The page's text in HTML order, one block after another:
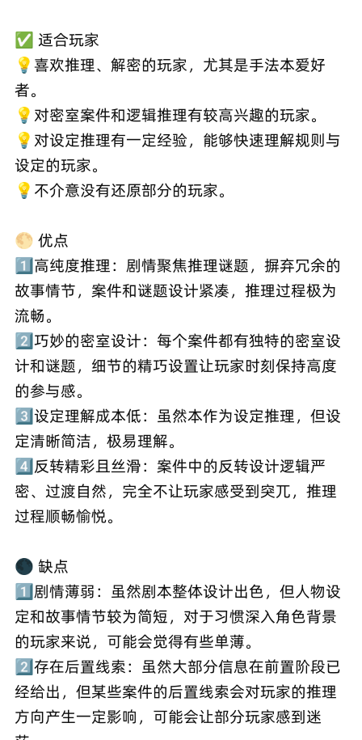
✅ 适合玩家
💡喜欢推理、解密的玩家，尤其是手法本爱好
者。
💡对密室案件和逻辑推理有较高兴趣的玩家。
💡对设定推理有一定经验，能够快速理解规则与
设定的玩家。
💡不介意没有还原部分的玩家。
🌕 优点
1️⃣高纯度推理：剧情聚焦推理谜题，摒弃冗余的
故事情节，案件和谜题设计紧凑，推理过程极为
流畅。
2️⃣巧妙的密室设计：每个案件都有独特的密室设
计和谜题，细节的精巧设置让玩家时刻保持高度
的参与感。
3️⃣设定理解成本低：虽然本作为设定推理，但设
定清晰简洁，极易理解。
4️⃣反转精彩且丝滑：案件中的反转设计逻辑严
密、过渡自然，完全不让玩家感受到突兀，推理
过程顺畅愉悦。
🌑 缺点
1️⃣剧情薄弱：虽然剧本整体设计出色，但人物设
定和故事情节较为简短，对于习惯深入角色背景
的玩家来说，可能会觉得有些单薄。
2️⃣存在后置线索：虽然大部分信息在前置阶段已
经给出，但某些案件的后置线索会对玩家的推理
方向产生一定影响，可能会让部分玩家感到迷